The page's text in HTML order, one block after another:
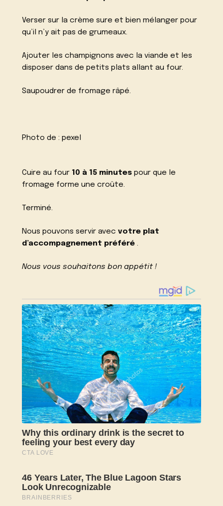
Verser sur la crème sure et bien mélanger pour
qu’il n’y ait pas de grumeaux.
Ajouter les champignons avec la viande et les
disposer dans de petits plats allant au four.
Saupoudrer de fromage râpé.
Photo de :pexel
Cuire au four 10 à 15 minutes pour que le
fromage forme une croûte.
Terminé.
Nous pouvons servir avecvotre plat
d’accompagnement préféré .
Nous vous souhaitons bon appétit !